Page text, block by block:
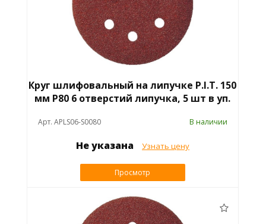
Круг шлифовальный на липучке P.I.T. 150
мм P80 6 отверстий липучка, 5 шт в уп.
Арт. APLS06-S0080 В наличии
Не указана Узнать цену
Просмотр